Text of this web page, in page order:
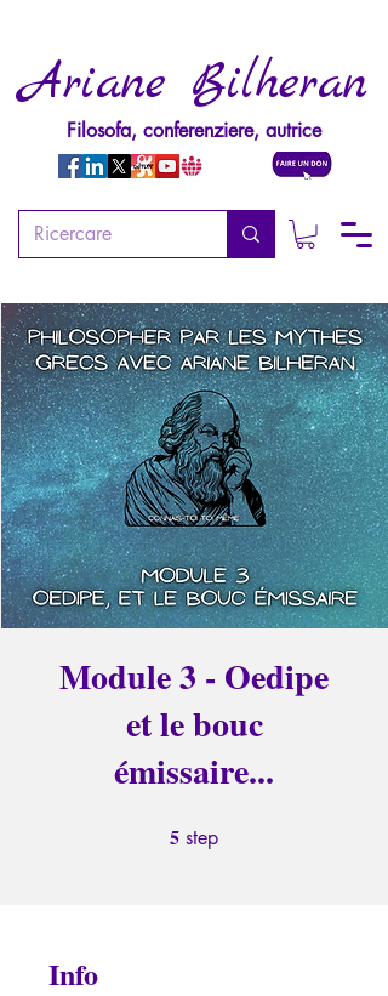
Ariane Bilheran
Filosofa, conferenziere, autrice
Module 3 - Oedipe
et le bouc
émissaire...
5 step
Info